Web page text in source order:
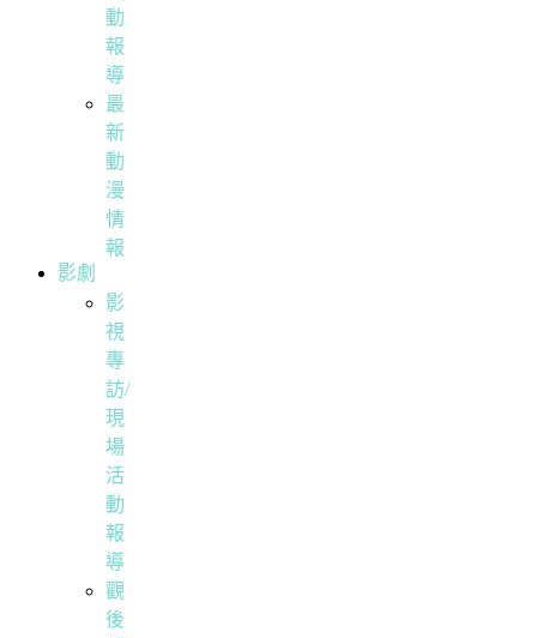
動
報
導
最
新
動
漫
情
報
影劇
影
視
專
訪/
現
場
活
動
報
導
觀
後